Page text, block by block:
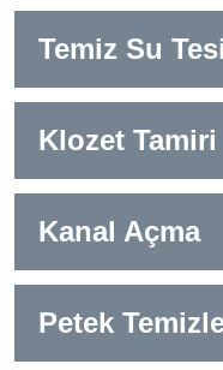
Temiz Su
Klozet Tamiri
Kanal Açma
Petek